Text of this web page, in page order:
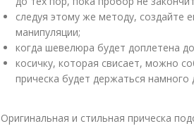
следуя этому же методу,
манипуляции;
когда шевелюра будет доплетена
косичку, которая свисает, можно
прическа будет держаться намного
Оригинальная и стильная прическа